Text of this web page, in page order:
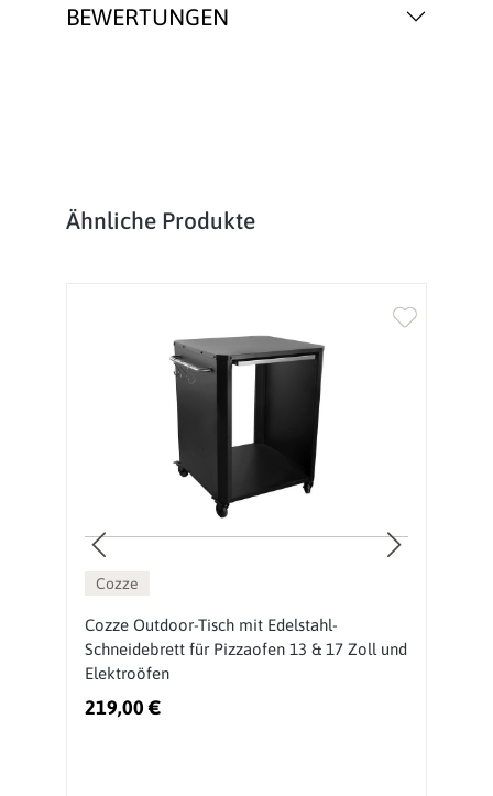
BEWERTUNGEN
Produktgalerie überspringen
Ähnliche Produkte
Cozze
Cozze Outdoor-Tisch mit Edelstahl-
Schneidebrett für Pizzaofen 13 & 17 Zoll und
Elektroöfen
219,00 €